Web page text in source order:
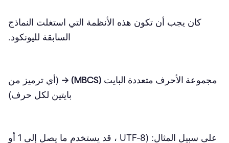
كان يجب أن تكون هذه الأنظمة التي استغلت النماذج
السابقة لليونكود.
مجموعة الأحرف متعددة البايت (MBCS) →
(أي ترميز من
بايتين لكل حرف)
على سبيل المثال: (UTF-8 ، قد يستخدم ما يصل إلى 1 أو